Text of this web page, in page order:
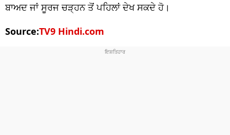
ਬਾਅਦ ਜਾਂ ਸੂਰਜ ਚੜ੍ਹਨ ਤੋਂ ਪਹਿਲਾਂ ਦੇਖ ਸਕਦੇ ਹੋ।
Source:TV9 Hindi.com